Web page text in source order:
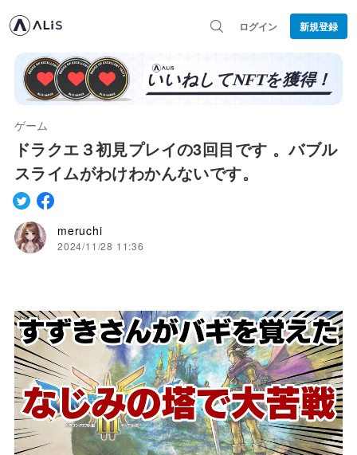
ログイン 新規登録
ゲーム
ドラクエ３初見プレイの3回目です 。バブル
スライムがわけわかんないです。
meruchi
2024/11/28 11:36